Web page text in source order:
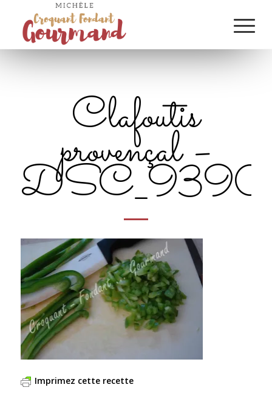
Clafoutis
provençal –
Imprimez cette recette